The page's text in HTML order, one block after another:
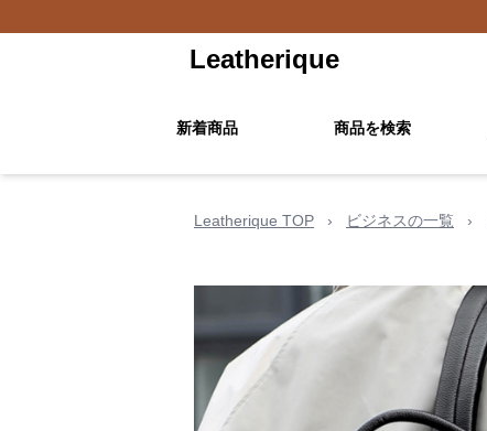
Leatherique
新着商品 商品を検索
Leatherique TOP › ビジネスの一覧 ›